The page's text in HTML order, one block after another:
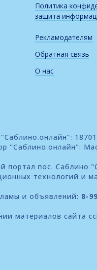
Политика
защита
Рекламодателям
Обратная связь
О нас
"Саблино.онлайн":
портал пос. Саблино
технологий и
и объявлений: 8-
материалов сайта